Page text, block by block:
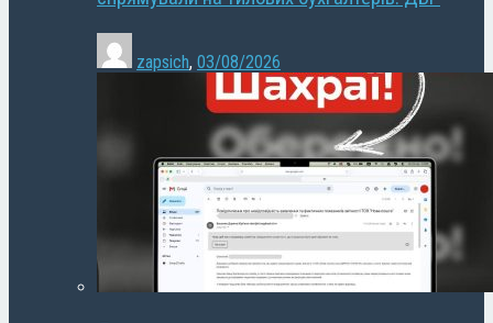
zapsich, 03/08/2026